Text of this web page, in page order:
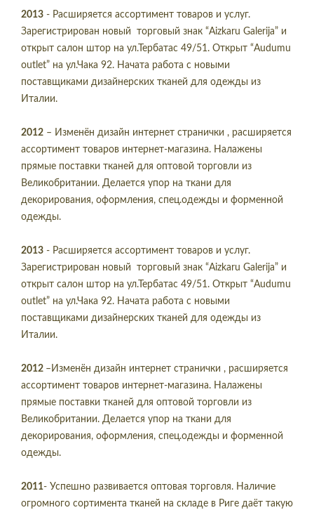
2013 - Расширяется ассортимент товаров и услуг.
Зарегистрирован новый торговый знак “Aizkaru Galerija” и
открыт салон штор на ул.Тербатас 49/51. Открыт “Audumu
outlet” на ул.Чака 92. Начата работа с новыми
поставщиками дизайнерских тканей для одежды из
Италии.
2012 – Изменён дизайн интернет странички , расширяется
ассортимент товаров интернет-магазина. Налажены
прямые поставки тканей для оптовой торговли из
Великобритании. Делается упор на ткани для
декорирования, оформления, спец.одежды и форменной
одежды.
2013 - Расширяется ассортимент товаров и услуг.
Зарегистрирован новый торговый знак “Aizkaru Galerija” и
открыт салон штор на ул.Тербатас 49/51. Открыт “Audumu
outlet” на ул.Чака 92. Начата работа с новыми
поставщиками дизайнерских тканей для одежды из
Италии.
2012 –Изменён дизайн интернет странички , расширяется
ассортимент товаров интернет-магазина. Налажены
прямые поставки тканей для оптовой торговли из
Великобритании. Делается упор на ткани для
декорирования, оформления, спец.одежды и форменной
одежды.
2011- Успешно развивается оптовая торговля. Наличие
огромного сортимента тканей на складе в Риге даёт такую